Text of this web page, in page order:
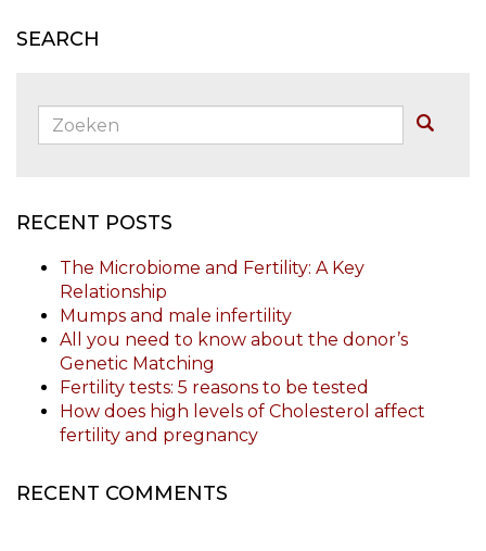
SEARCH
Zoeken:
RECENT POSTS
The Microbiome and Fertility: A Key
Relationship
Mumps and male infertility
All you need to know about the donor’s
Genetic Matching
Fertility tests: 5 reasons to be tested
How does high levels of Cholesterol affect
fertility and pregnancy
RECENT COMMENTS